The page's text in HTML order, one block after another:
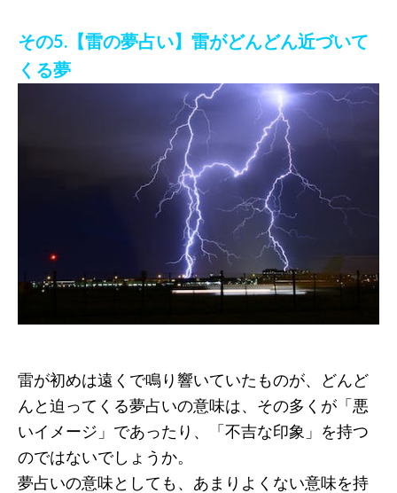
その5.【雷の夢占い】雷がどんどん近づいて
くる夢
雷が初めは遠くで鳴り響いていたものが、どんど
んと迫ってくる夢占いの意味は、その多くが「悪
いイメージ」であったり、「不吉な印象」を持つ
のではないでしょうか。
夢占いの意味としても、あまりよくない意味を持